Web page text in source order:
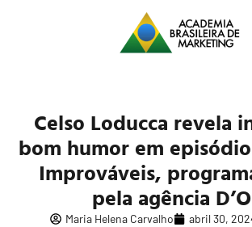
Celso Loducca revela
bom humor em
Improváveis,
pela agência
Maria Helena Carvalho abril 30,